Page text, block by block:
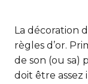
La décoration
règles d’or.
de son (ou sa)
doit être